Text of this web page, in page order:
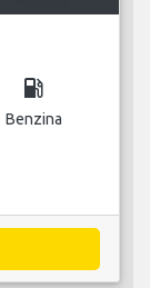
local_gas_station
Benzina